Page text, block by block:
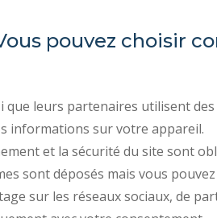
INSA Hauts-de-France
. 59313 Valenciennes cedex 9
Tel: 03 27 51 12 02
pouvez choisir
que leurs partenaires utilisent
informations sur votre appareil.
et la sécurité du site sont
sont déposés mais vous
sur les réseaux sociaux, de